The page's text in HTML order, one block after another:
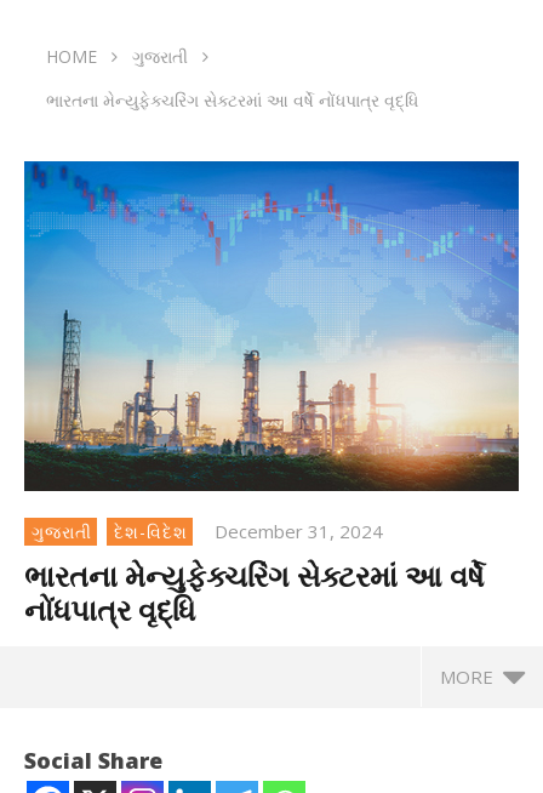
HOME
ગુજરાતી
ભારતના મેન્યુફેક્ચરિંગ સેક્ટરમાં આ વર્ષે નોંધપાત્ર વૃદ્ધિ
ગુજરાતી દેશ-વિદેશ December 31, 2024
ભારતના મેન્યુફેક્ચરિંગ સેક્ટરમાં આ વર્ષે
નોંધપાત્ર વૃદ્ધિ
MORE
Social Share